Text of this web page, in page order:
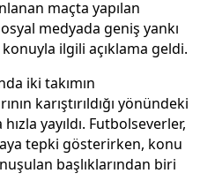
maçta yapılan
medyada geniş yankı
ilgili açıklama geldi.
iki takımın
karıştırıldığı yönündeki
yayıldı. Futbolseverler,
tepki gösterirken, konu
başlıklarından biri